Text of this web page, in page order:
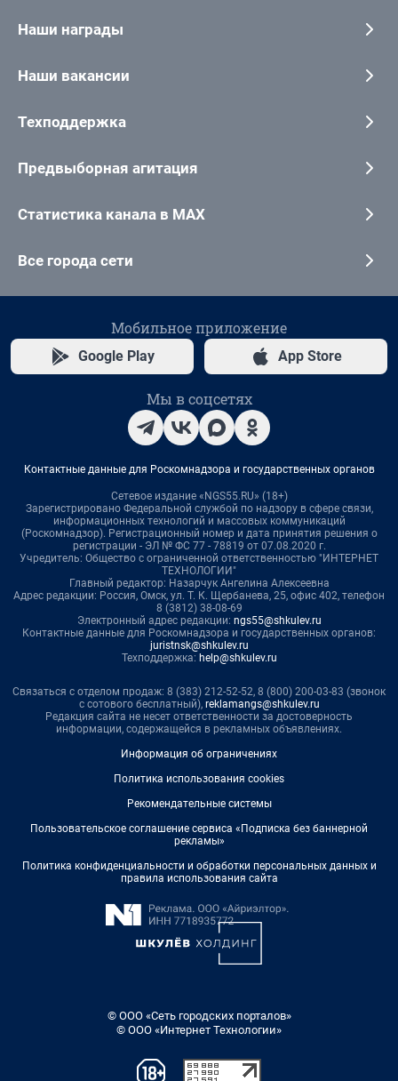
Наши награды
Наши вакансии
Техподдержка
Предвыборная агитация
Статистика канала в MAX
Все города сети
Мобильное приложение
Google Play App Store
Мы в соцсетях
Контактные данные для Роскомнадзора и государственных органов
Сетевое издание «NGS55.RU» (18+)
Зарегистрировано Федеральной службой по надзору в сфере связи,
информационных технологий и массовых коммуникаций
(Роскомнадзор). Регистрационный номер и дата принятия решения о
регистрации - ЭЛ № ФС 77 - 78819 от 07.08.2020 г.
Учредитель: Общество с ограниченной ответственностью "ИНТЕРНЕТ
ТЕХНОЛОГИИ"
Главный редактор: Назарчук Ангелина Алексеевна
Адрес редакции: Россия, Омск, ул. Т. К. Щербанева, 25, офис 402, телефон
8 (3812) 38-08-69
Электронный адрес редакции: ngs55@shkulev.ru
Контактные данные для Роскомнадзора и государственных органов:
juristnsk@shkulev.ru
Техподдержка: help@shkulev.ru
Связаться с отделом продаж: 8 (383) 212-52-52, 8 (800) 200-03-83 (звонок
с сотового бесплатный), reklamangs@shkulev.ru
Редакция сайта не несет ответственности за достоверность
информации, содержащейся в рекламных объявлениях.
Информация об ограничениях
Политика использования cookies
Рекомендательные системы
Пользовательское соглашение сервиса «Подписка без баннерной
рекламы»
Политика конфиденциальности и обработки персональных данных и
правила использования сайта
© ООО «Сеть городских порталов»
© ООО «Интернет Технологии»